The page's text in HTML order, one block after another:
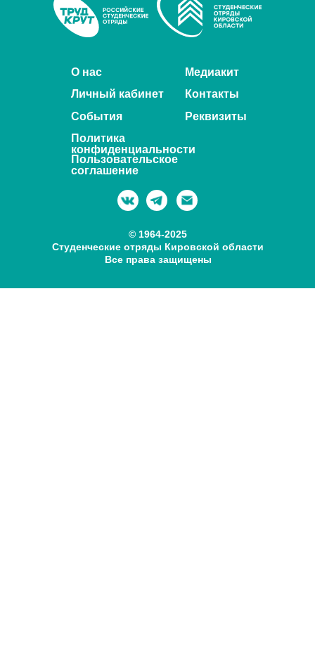
© 1964-2025
Студенческие отряды Кировской области
Все права защищены
О нас
Контакты
События
Реквизиты
Личный кабинет
Медиакит
Пользовательское
соглашение
Политика
конфиденциальности